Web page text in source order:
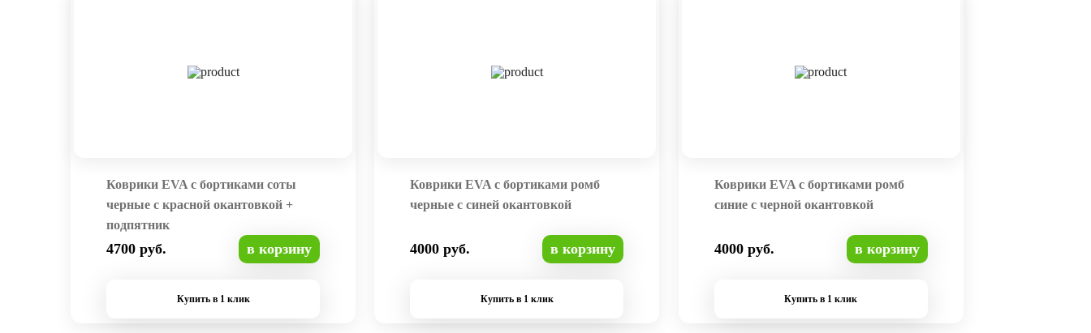
Коврики EVA с бортиками соты
черные с красной окантовкой +
подпятник
4700 руб. в корзину
Купить в 1 клик
Коврики EVA с бортиками ромб
черные с синей окантовкой
4000 руб. в корзину
Купить в 1 клик
Коврики EVA с бортиками ромб
синие с черной окантовкой
4000 руб. в корзину
Купить в 1 клик